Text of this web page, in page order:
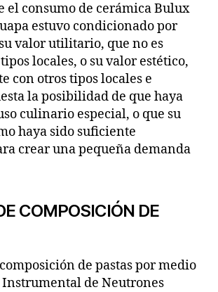
el consumo de cerámica Bulux
estuvo condicionado por
valor utilitario, que no es
locales, o su valor estético,
con otros tipos locales e
la posibilidad de que haya
culinario especial, o que su
haya sido suficiente
crear una pequeña demanda
COMPOSICIÓN DE
de pastas por medio
de Neutrones